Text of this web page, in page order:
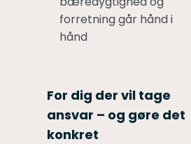
forretning går hånd i
hånd
For dig der vil tage
ansvar – og gøre det
konkret